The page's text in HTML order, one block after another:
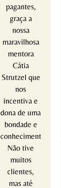
pagantes,
graça a
nossa
maravilhosa
mentora
Cátia
Strutzel que
nos
incentiva e
dona de uma
bondade e
conhecimento.
Não tive
muitos
clientes,
mas até